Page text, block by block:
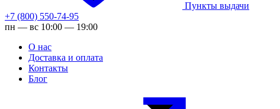
Пункты выдачи
+7 (800) 550-74-95
пн — вс 10:00 — 19:00
О нас
Доставка и оплата
Контакты
Блог